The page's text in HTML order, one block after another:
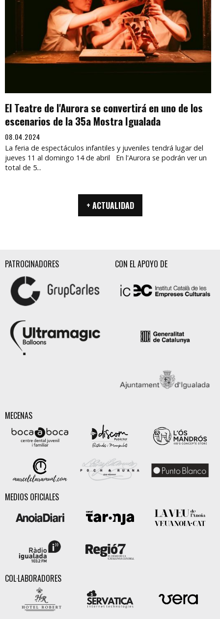
El Teatre de l'Aurora se convertirá en uno de los
escenarios de la 35a Mostra Igualada
08.04.2024
La feria de espectáculos infantiles y juveniles tendrá lugar del
jueves 11 al domingo 14 de abril En l'Aurora se podrán ver un
total de 5...
+ ACTUALIDAD
PATROCINADORES CON EL APOYO DE
MECENAS
MEDIOS OFICIALES
COL·LABORADORES